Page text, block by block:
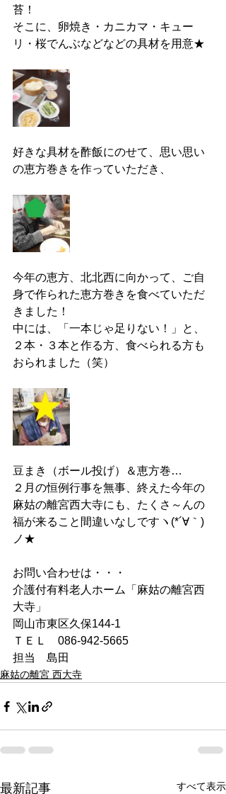
苔！
そこに、卵焼き・カニカマ・キュー
リ・桜でんぶなどなどの具材を用意★
好きな具材を酢飯にのせて、思い思い
の恵方巻きを作っていただき、
今年の恵方、北北西に向かって、ご自
身で作られた恵方巻きを食べていただ
きました！
中には、「一本じゃ足りない！」と、
２本・３本と作る方、食べられる方も
おられました（笑）
豆まき（ボール投げ）＆恵方巻…
２月の恒例行事を無事、終えた今年の
麻姑の離宮西大寺にも、たくさ～んの
福が来ること間違いなしですヽ(*´∀｀)
ノ★
お問い合わせは・・・
介護付有料老人ホーム「麻姑の離宮西
大寺」
岡山市東区久保144-1
ＴＥＬ　086-942-5665
担当　島田
麻姑の離宮 西大寺
最新記事 すべて表示